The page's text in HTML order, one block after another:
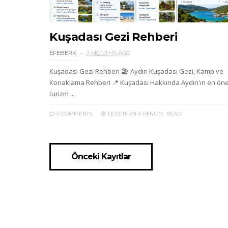
Kuşadası Gezi Rehberi
EFEBERK 2 MONTHS AGO
Kuşadası Gezi Rehberi 🏖️ Aydın Kuşadası Gezi, Kamp ve
Konaklama Rehberi 📍 Kuşadası Hakkında Aydın'ın en
turizm ...
0 COMMENTS LESS THAN A MINUTE READ
Önceki Kayıtlar